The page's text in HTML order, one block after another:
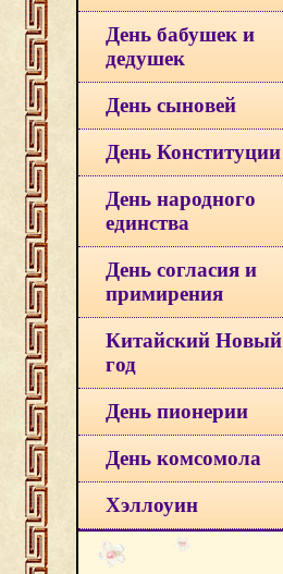
День бабушек и
дедушек
День сыновей
День Конституции
День народного
единства
День согласия и
примирения
Китайский Новый
год
День пионерии
День комсомола
Хэллоуин